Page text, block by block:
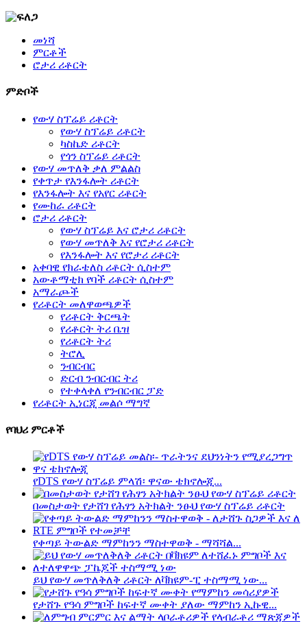
መነሻ
ምርቶች
ሮታሪ ሪቶርት
ምድቦች
የውሃ ስፕሬይ ሪቶርት
የውሃ ስፕሬይ ሪቶርት
ካስኬድ ሪቶርት
የጎን ስፕሬይ ሪቶርት
የውሃ መጥለቅ ቃለ ምልልስ
የቀጥታ የእንፋሎት ሪቶርት
የእንፋሎት እና የአየር ሪቶርት
የሙከራ ሪቶርት
ሮታሪ ሪቶርት
የውሃ ስፕሬይ እና ሮታሪ ሪቶርት
የውሃ መጥለቅ እና የሮታሪ ሪቶርት
የእንፋሎት እና የሮታሪ ሪቶርት
አቀባዊ የክራቴለስ ሪቶርት ሲስተም
አውቶማቲክ የባች ሪቶርት ሲስተም
አማራጮች
የሪቶርት መለዋወጫዎች
የሪቶርት ቅርጫት
የሪቶርት ትሪ ቤዝ
የሪቶርት ትሪ
ትሮሊ
ንብርብር
ድርብ ንብርብር ትሪ
የተቀላቀለ የንብርብር ፓድ
የሪቶርት ኢነርጂ መልሶ ማግኛ
የባህሪ ምርቶች
የDTS የውሃ ስፕሬይ ምላሽ፡ ዋናው ቴክኖሎጂ...
በመስታወት የታሸገ የሕፃን አትክልት ንፁህ የውሃ ስፕሬይ ሪቶርት
የቀጣይ ትውልድ ማምከንን ማስተዋወቅ - ማሻሻል...
ይህ የውሃ መጥለቅለቅ ሪቶርት ለቫክዩም-ፒ ተስማሚ ነው...
የታሸጉ የዓሳ ምግቦች ከፍተኛ ሙቀት ያለው ማምከን ኢኩዊ...